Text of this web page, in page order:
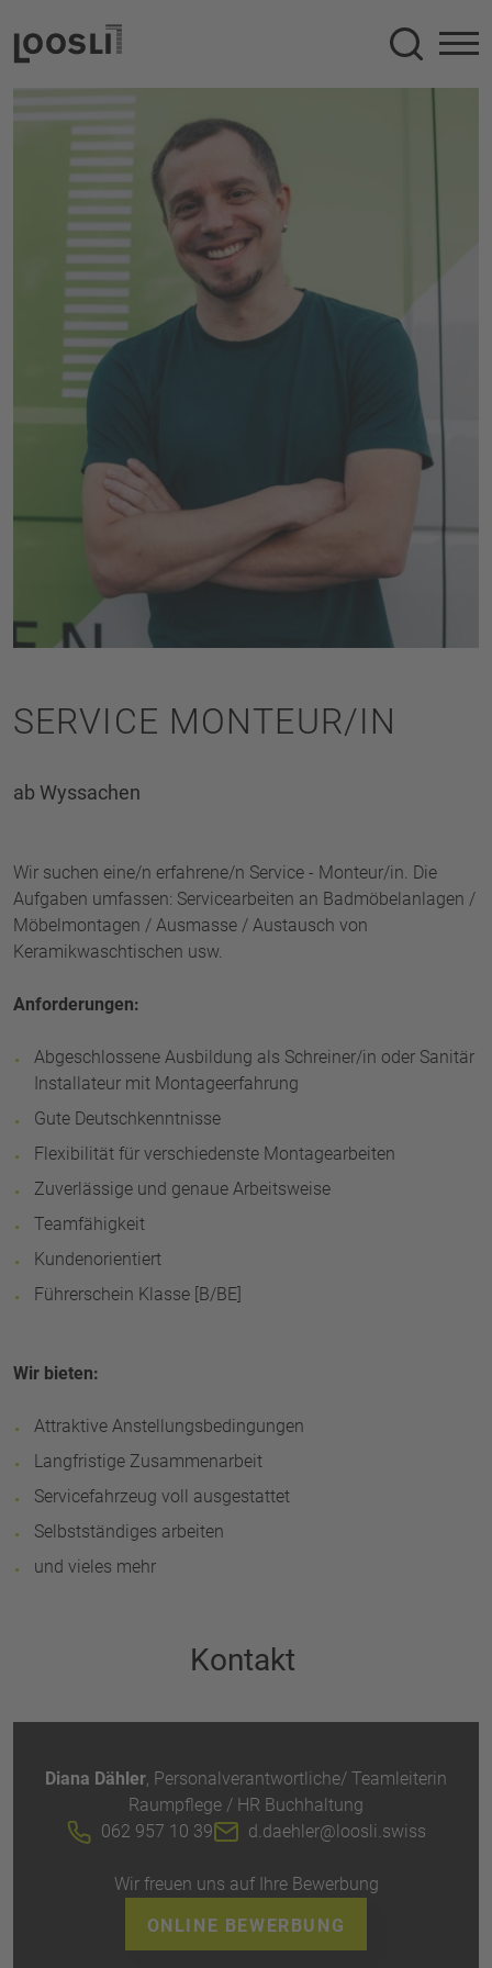
Suche
SERVICE MONTEUR/IN
ab Wyssachen
Wir suchen eine/n erfahrene/n Service - Monteur/in. Die
Aufgaben umfassen: Servicearbeiten an Badmöbelanlagen /
Möbelmontagen / Ausmasse / Austausch von
Keramikwaschtischen usw.
Anforderungen:
Abgeschlossene Ausbildung als Schreiner/in oder Sanitär
Installateur mit Montageerfahrung
Gute Deutschkenntnisse
Flexibilität für verschiedenste Montagearbeiten
Zuverlässige und genaue Arbeitsweise
Teamfähigkeit
Kundenorientiert
Führerschein Klasse [B/BE]
Wir bieten:
Attraktive Anstellungsbedingungen
Langfristige Zusammenarbeit
Servicefahrzeug voll ausgestattet
Selbstständiges arbeiten
und vieles mehr
Kontakt
Diana Dähler, Personalverantwortliche/ Teamleiterin
Raumpflege / HR Buchhaltung
062 957 10 39
d.daehler@loosli.swiss
Wir freuen uns auf Ihre Bewerbung
ONLINE BEWERBUNG